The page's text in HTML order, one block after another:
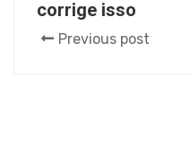
corrige isso
Previous post